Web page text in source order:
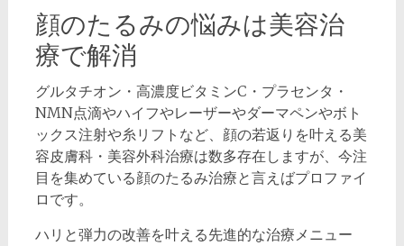
顔のたるみの悩みは美容治
療で解消
グルタチオン・高濃度ビタミンC・プラセンタ・
NMN点滴やハイフやレーザーやダーマペンやボト
ックス注射や糸リフトなど、顔の若返りを叶える美
容皮膚科・美容外科治療は数多存在しますが、今注
目を集めている顔のたるみ治療と言えばプロファイ
ロです。
ハリと弾力の改善を叶える先進的な治療メニュー